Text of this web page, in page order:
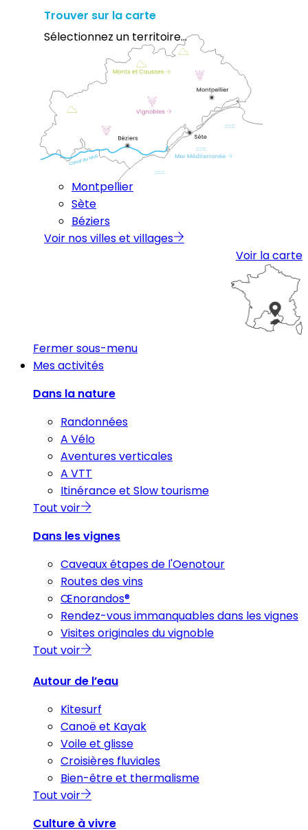
Trouver sur la carte
Sélectionnez un territoire...
Montpellier
Sète
Béziers
Voir nos villes et villages
Voir la carte
Fermer sous-menu
Mes activités
Dans la nature
Randonnées
A Vélo
Aventures verticales
A VTT
Itinérance et Slow tourisme
Tout voir
Dans les vignes
Caveaux étapes de l'Oenotour
Routes des vins
Œnorandos®
Rendez-vous immanquables dans les vignes
Visites originales du vignoble
Tout voir
Autour de l’eau
Kitesurf
Canoë et Kayak
Voile et glisse
Croisières fluviales
Bien-être et thermalisme
Tout voir
Culture à vivre